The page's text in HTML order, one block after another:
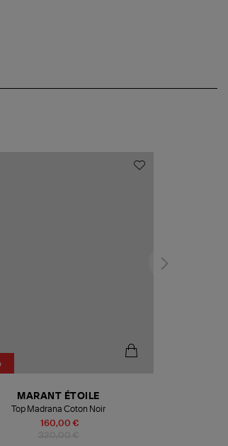
160,00 €
MARANT ÉTOILE
Top Madrana Coton Noir